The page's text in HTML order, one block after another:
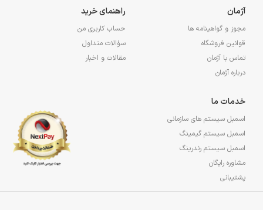
آژمان
مجوز و گواهینامه ها
قوانین فروشگاه
تماس با آژمان
درباره آژمان
راهنمای خرید
حساب کاربری من
سؤالات متداول
مقالات و اخبار
خدمات ما
اسمبل سیستم های سازمانی
اسمبل سیستم گیمینگ
اسمبل سیستم رندرینگ
مشاوره رایگان
پشتیبانی